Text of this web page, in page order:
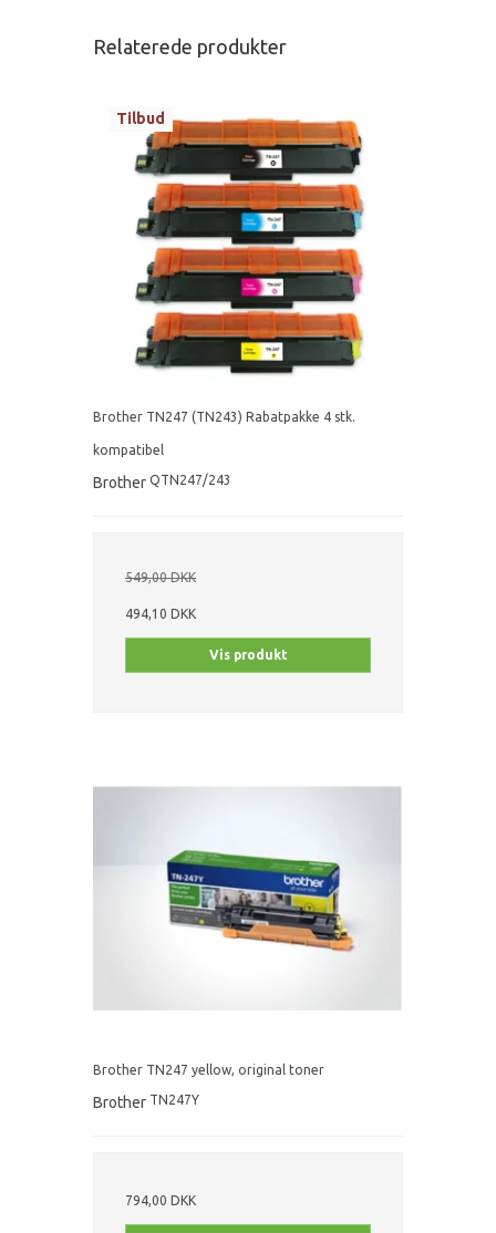
Relaterede produkter
Tilbud
Brother TN247 (TN243) Rabatpakke 4 stk.
kompatibel
Brother QTN247/243
549,00 DKK
494,10 DKK
Vis produkt
Brother TN247 yellow, original toner
Brother TN247Y
794,00 DKK